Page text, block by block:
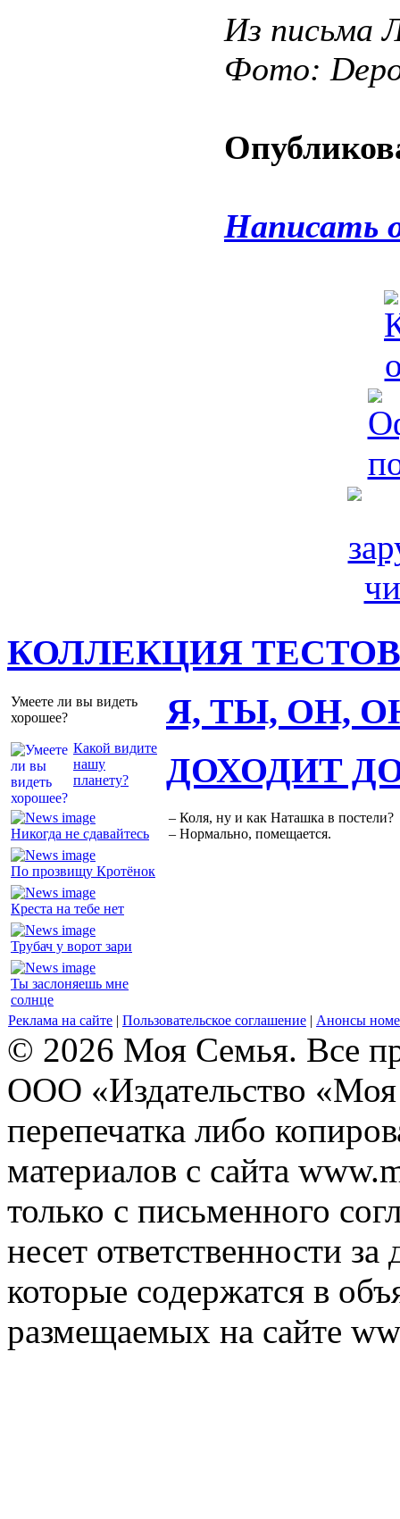
Из письма
Фото:
Написать
КОЛЛЕКЦИЯ ТЕСТОВ
Умеете ли вы видеть
хорошее?
Какой видите
нашу
планету?
Я, ТЫ, ОН,
Никогда не сдавайтесь
По прозвищу Кротёнок
Креста на тебе нет
Трубач у ворот зари
Ты заслоняешь мне
солнце
ДОХОДИТ
– Коля, ну и как Наташка в постели?
– Нормально, помещается.
Реклама на сайте | Пользовательское соглашение | Анонсы
© 2026 Моя Семья. Все
ООО «Издательство
перепечатка либо
материалов с сайта
только с письменного
несет ответственности
которые содержатся в
размещаемых на сайте